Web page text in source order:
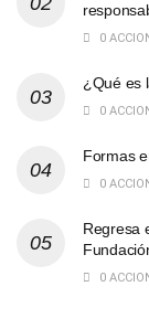
0
¿Qué es
0
Formas
0
Regresa
0